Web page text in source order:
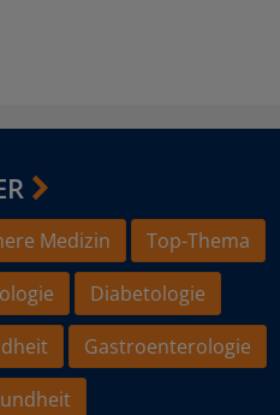
Medizin
Top-Thema
Diabetologie
Gastroenterologie